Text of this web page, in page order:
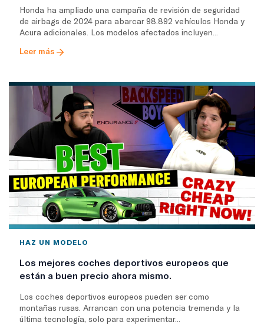
Honda ha ampliado una campaña de revisión de seguridad
de airbags de 2024 para abarcar 98.892 vehículos Honda y
Acura adicionales. Los modelos afectados incluyen...
Leer más
HAZ UN MODELO
Los mejores coches deportivos europeos que
están a buen precio ahora mismo.
Los coches deportivos europeos pueden ser como
montañas rusas. Arrancan con una potencia tremenda y la
última tecnología, solo para experimentar...